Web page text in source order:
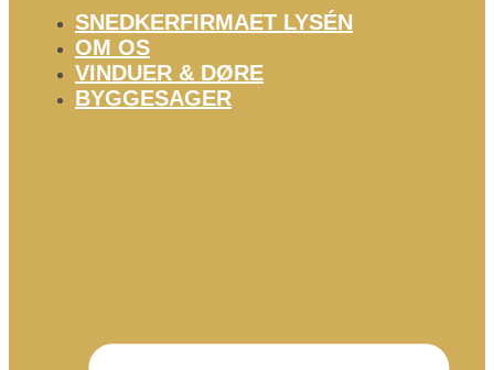
SNEDKERFIRMAET LYSÉN
OM OS
VINDUER & DØRE
BYGGESAGER